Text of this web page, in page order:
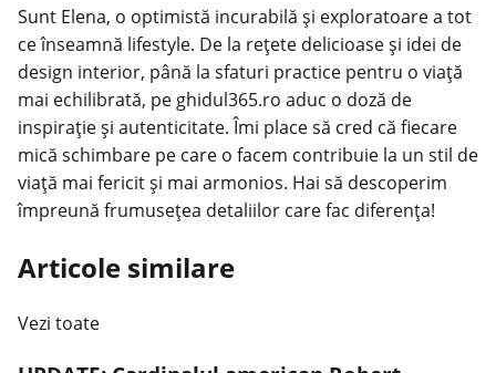
Sunt Elena, o optimistă incurabilă și exploratoare a tot
ce înseamnă lifestyle. De la rețete delicioase și idei de
design interior, până la sfaturi practice pentru o viață
mai echilibrată, pe ghidul365.ro aduc o doză de
inspirație și autenticitate. Îmi place să cred că fiecare
mică schimbare pe care o facem contribuie la un stil de
viață mai fericit și mai armonios. Hai să descoperim
împreună frumusețea detaliilor care fac diferența!
Articole similare
Vezi toate